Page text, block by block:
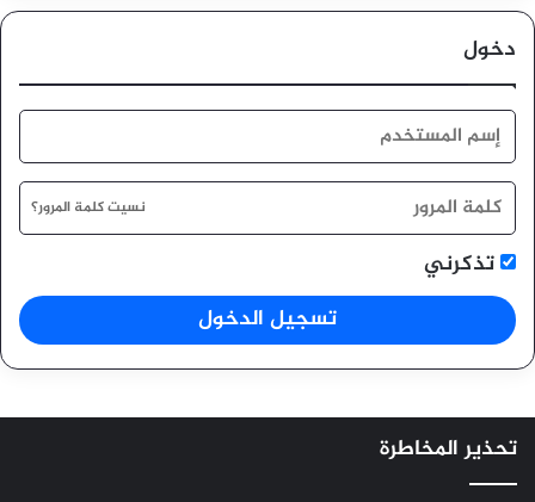
دخول
نسيت كلمة المرور؟
تذكرني
تسجيل الدخول
تحذير المخاطرة